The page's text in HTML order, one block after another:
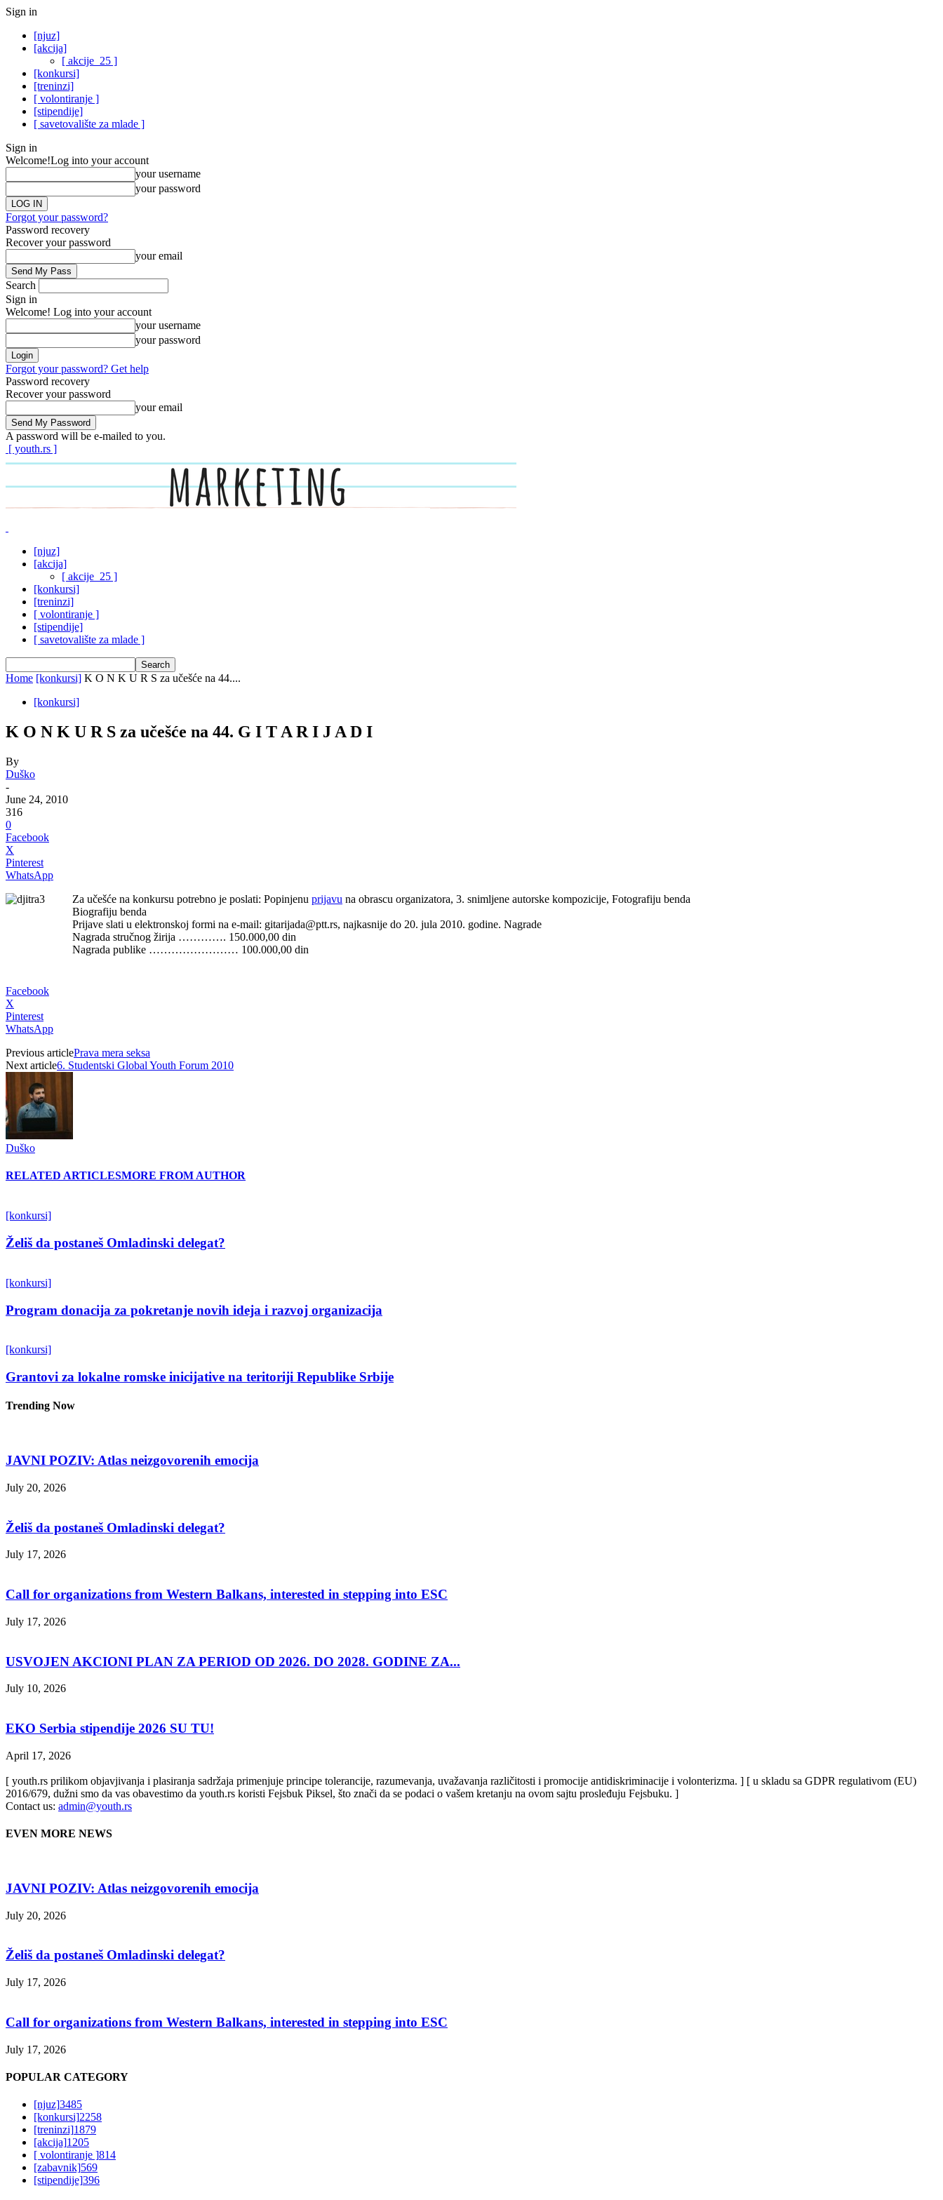
Sign in
[njuz]
[akcija]
[ akcije_25 ]
[konkursi]
[treninzi]
[ volontiranje ]
[stipendije]
[ savetovalište za mlade ]
Sign in
Welcome!Log into your account
your username
your password
Forgot your password?
Password recovery
Recover your password
your email
Search
Sign in
Welcome! Log into your account
your username
your password
Forgot your password? Get help
Password recovery
Recover your password
your email
A password will be e-mailed to you.
[ youth.rs ]
[njuz]
[akcija]
[ akcije_25 ]
[konkursi]
[treninzi]
[ volontiranje ]
[stipendije]
[ savetovalište za mlade ]
Home [konkursi] K O N K U R S za učešće na 44....
[konkursi]
K O N K U R S za učešće na 44. G I T A R I J A D I
By
Duško
-
June 24, 2010
316
0
Facebook
X
Pinterest
WhatsApp
Za učešće na konkursu potrebno je poslati: Popinjenu prijavu na obrascu organizatora, 3. snimljene autorske kompozicije, Fotografiju benda
Biografiju benda
Prijave slati u elektronskoj formi na e-mail: gitarijada@ptt.rs, najkasnije do 20. jula 2010. godine. Nagrade
Nagrada stručnog žirija …………. 150.000,00 din
Nagrada publike …………………… 100.000,00 din
Facebook
X
Pinterest
WhatsApp
Previous articlePrava mera seksa
Next article6. Studentski Global Youth Forum 2010
Duško
RELATED ARTICLESMORE FROM AUTHOR
[konkursi]
Želiš da postaneš Omladinski delegat?
[konkursi]
Program donacija za pokretanje novih ideja i razvoj organizacija
[konkursi]
Grantovi za lokalne romske inicijative na teritoriji Republike Srbije
Trending Now
JAVNI POZIV: Atlas neizgovorenih emocija
July 20, 2026
Želiš da postaneš Omladinski delegat?
July 17, 2026
Call for organizations from Western Balkans, interested in stepping into ESC
July 17, 2026
USVOJEN AKCIONI PLAN ZA PERIOD OD 2026. DO 2028. GODINE ZA...
July 10, 2026
EKO Serbia stipendije 2026 SU TU!
April 17, 2026
[ youth.rs prilikom objavjivanja i plasiranja sadržaja primenjuje principe tolerancije, razumevanja, uvažavanja različitosti i promocije antidiskriminacije i volonterizma. ] [ u skladu sa GDPR regulativom (EU)
2016/679, dužni smo da vas obavestimo da youth.rs koristi Fejsbuk Piksel, što znači da se podaci o vašem kretanju na ovom sajtu prosleđuju Fejsbuku. ]
Contact us: admin@youth.rs
EVEN MORE NEWS
JAVNI POZIV: Atlas neizgovorenih emocija
July 20, 2026
Želiš da postaneš Omladinski delegat?
July 17, 2026
Call for organizations from Western Balkans, interested in stepping into ESC
July 17, 2026
POPULAR CATEGORY
[njuz]3485
[konkursi]2258
[treninzi]1879
[akcija]1205
[ volontiranje ]814
[zabavnik]569
[stipendije]396